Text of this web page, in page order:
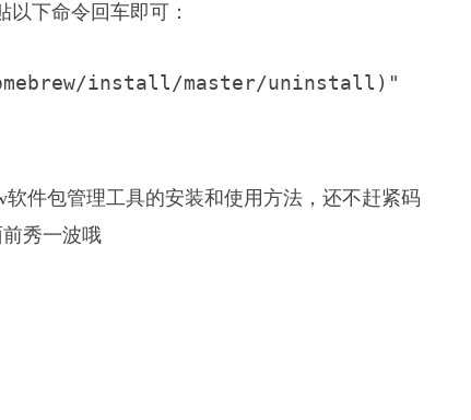
以下命令回车即可：
install/master/uninstall)"
软件包管理工具的安装和使用方法，还不赶紧码
秀一波哦